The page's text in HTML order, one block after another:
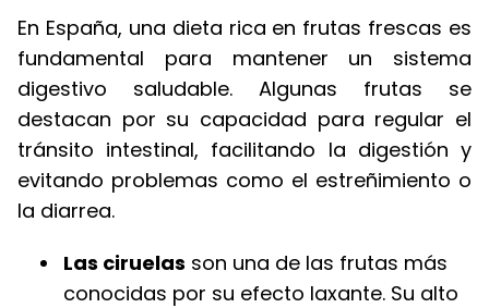
En España, una dieta rica en frutas frescas es
fundamental para mantener un sistema
digestivo saludable. Algunas frutas se
destacan por su capacidad para regular el
tránsito intestinal, facilitando la digestión y
evitando problemas como el estreñimiento o
la diarrea.
Las ciruelas son una de las frutas más
conocidas por su efecto laxante. Su alto